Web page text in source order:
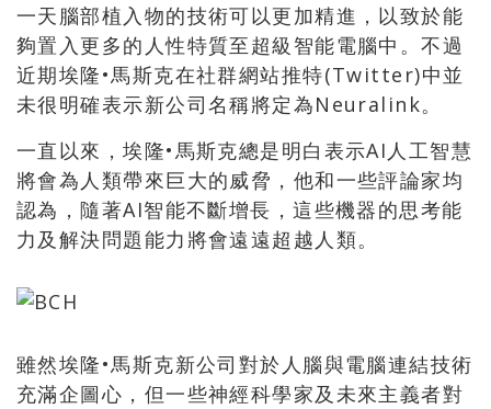
一天腦部植入物的技術可以更加精進，以致於能
夠置入更多的人性特質至超級智能電腦中。不過
近期埃隆•馬斯克在社群網站推特(Twitter)中並
未很明確表示新公司名稱將定為Neuralink。
一直以來，埃隆•馬斯克總是明白表示AI人工智慧
將會為人類帶來巨大的威脅，他和一些評論家均
認為，隨著AI智能不斷增長，這些機器的思考能
力及解決問題能力將會遠遠超越人類。
雖然埃隆•馬斯克新公司對於人腦與電腦連結技術
充滿企圖心，但一些神經科學家及未來主義者對